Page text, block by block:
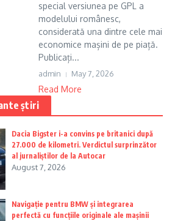
special versiunea pe GPL a
modelului românesc,
considerată una dintre cele mai
economice mașini de pe piață.
Publicați...
admin May 7, 2026
Read More
știri
Dacia Bigster i-a convins pe britanici după
27.000 de kilometri. Verdictul surprinzător
al jurnaliștilor de la Autocar
August 7, 2026
Navigație pentru BMW și integrarea
perfectă cu funcțiile originale ale mașinii